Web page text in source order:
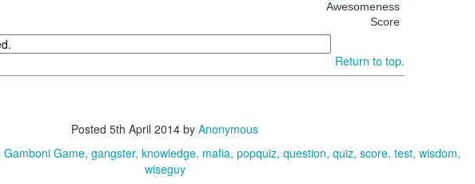
Awesomeness
Score
Return to top.
Posted 5th April 2014 by Anonymous
Gamboni Game gangster knowledge mafia popquiz question quiz score test wisdom
wiseguy
de contadores marcador.
- C